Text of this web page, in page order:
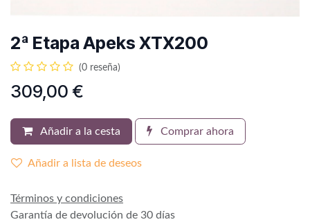
2ª Etapa Apeks XTX200
(0 reseña)
309,00 €
Añadir a la cesta Comprar ahora
Añadir a lista de deseos
Términos y condiciones
Garantía de devolución de 30 días